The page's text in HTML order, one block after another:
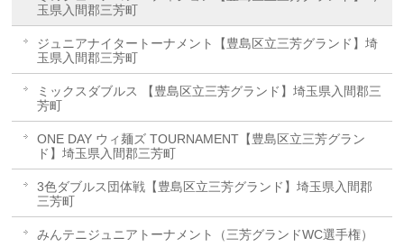
玉県入間郡三芳町
ジュニアナイタートーナメント【豊島区立三芳グランド】埼
玉県入間郡三芳町
ミックスダブルス 【豊島区立三芳グランド】埼玉県入間郡三
芳町
ONE DAY ウィ麺ズ TOURNAMENT【豊島区立三芳グラン
ド】埼玉県入間郡三芳町
3色ダブルス団体戦【豊島区立三芳グランド】埼玉県入間郡
三芳町
みんテニジュニアトーナメント（三芳グランドWC選手権）